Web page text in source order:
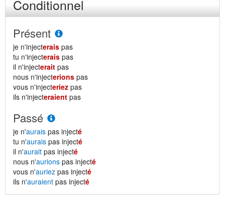
Conditionnel
Présent
je n'injecterais pas
tu n'injecterais pas
il n'injecterait pas
nous n'injecterions pas
vous n'injecteriez pas
ils n'injecteraient pas
Passé
je n'aurais pas injecté
tu n'aurais pas injecté
il n'aurait pas injecté
nous n'aurions pas injecté
vous n'auriez pas injecté
ils n'auraient pas injecté